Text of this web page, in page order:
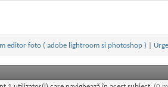
editor foto ( adobe lightroom si photoshop )